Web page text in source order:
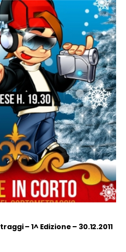
– 1^ Edizione – 30.12.2011